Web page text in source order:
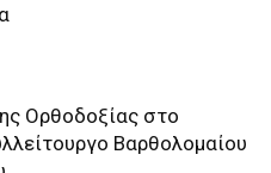
Ορθοδοξίας στο
Βαρθολομαίου